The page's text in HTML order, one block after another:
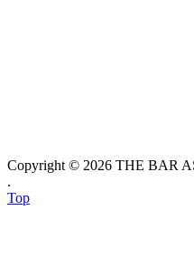
Copyright © 2026 THE BAR
.
Top